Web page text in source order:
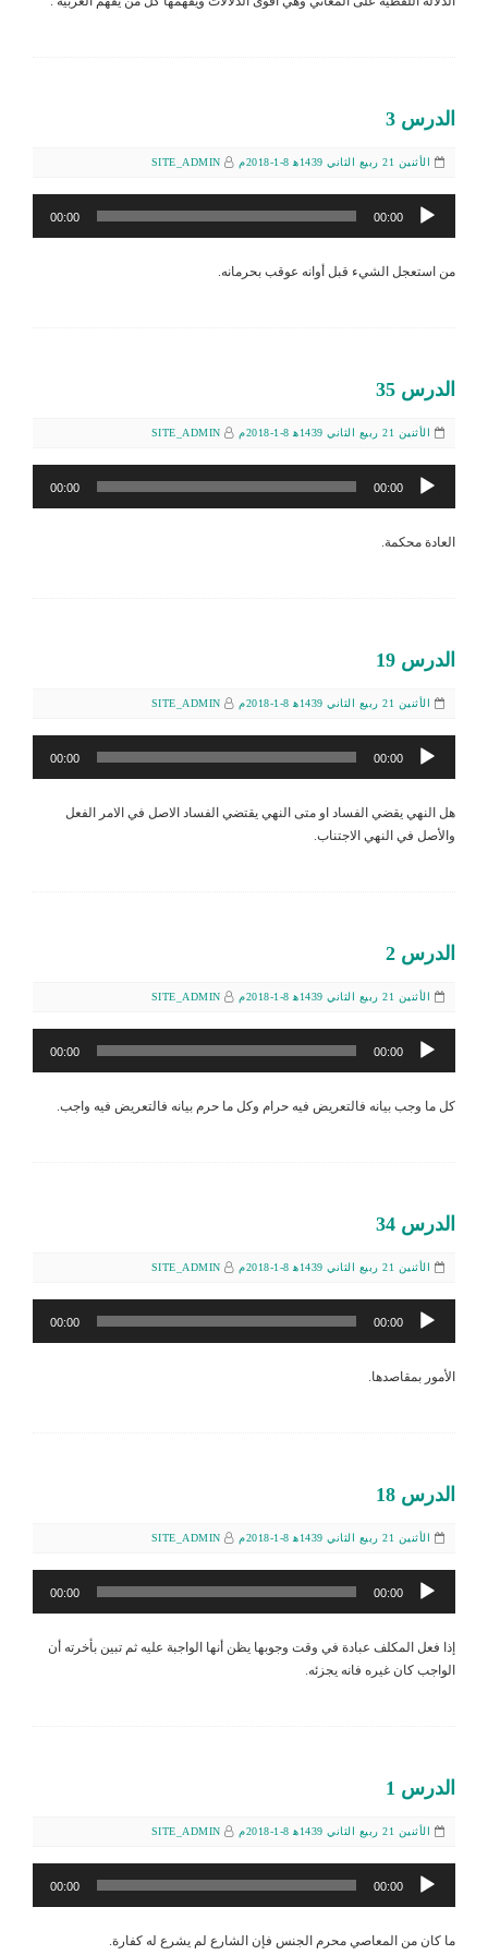
الدرس 3
الأثنين 21 ربيع الثاني 1439ﻫ 8-1-2018م SITE_ADMIN
مشغل
الصوت
00:00
00:00
من استعجل الشيء قبل أوانه عوقب بحرمانه.
الدرس 35
الأثنين 21 ربيع الثاني 1439ﻫ 8-1-2018م SITE_ADMIN
مشغل
الصوت
00:00
00:00
العادة محكمة.
الدرس 19
الأثنين 21 ربيع الثاني 1439ﻫ 8-1-2018م SITE_ADMIN
مشغل
الصوت
00:00
00:00
هل النهي يقضي الفساد او متى النهي يقتضي الفساد الاصل في الامر الفعل
والأصل في النهي الاجتناب.
الدرس 2
الأثنين 21 ربيع الثاني 1439ﻫ 8-1-2018م SITE_ADMIN
مشغل
الصوت
00:00
00:00
كل ما وجب بيانه فالتعريض فيه حرام وكل ما حرم بيانه فالتعريض فيه واجب.
الدرس 34
الأثنين 21 ربيع الثاني 1439ﻫ 8-1-2018م SITE_ADMIN
مشغل
الصوت
00:00
00:00
الأمور بمقاصدها.
الدرس 18
الأثنين 21 ربيع الثاني 1439ﻫ 8-1-2018م SITE_ADMIN
مشغل
الصوت
00:00
00:00
إذا فعل المكلف عبادة في وقت وجوبها يظن أنها الواجبة عليه ثم تبين بأخرته أن
الواجب كان غيره فانه يجزئه.
الدرس 1
الأثنين 21 ربيع الثاني 1439ﻫ 8-1-2018م SITE_ADMIN
مشغل
الصوت
00:00
00:00
ما كان من المعاصي محرم الجنس فإن الشارع لم يشرع له كفارة.